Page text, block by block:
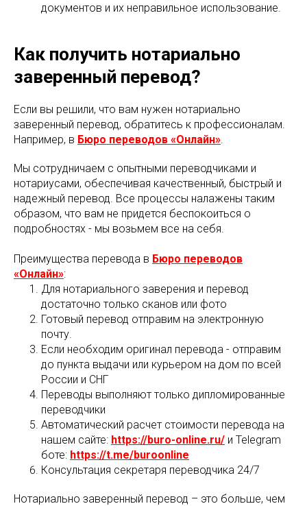
документов и их неправильное использование.
Как получить нотариально
заверенный перевод?
Если вы решили, что вам нужен нотариально
заверенный перевод, обратитесь к профессионалам.
Например, в Бюро переводов «Онлайн».
Мы сотрудничаем с опытными переводчиками и
нотариусами, обеспечивая качественный, быстрый и
надежный перевод. Все процессы налажены таким
образом, что вам не придется беспокоиться о
подробностях - мы возьмем все на себя.
Преимущества перевода в Бюро переводов
«Онлайн»:
Для нотариального заверения и перевод
достаточно только сканов или фото
Готовый перевод отправим на электронную
почту.
Если необходим оригинал перевода - отправим
до пункта выдачи или курьером на дом по всей
России и СНГ
Переводы выполняют только дипломированные
переводчики
Автоматический расчет стоимости перевода на
нашем сайте: https://buro-online.ru/ и Telegram
боте: https://t.me/buroonline
Консультация секретаря переводчика 24/7
Нотариально заверенный перевод – это больше, чем